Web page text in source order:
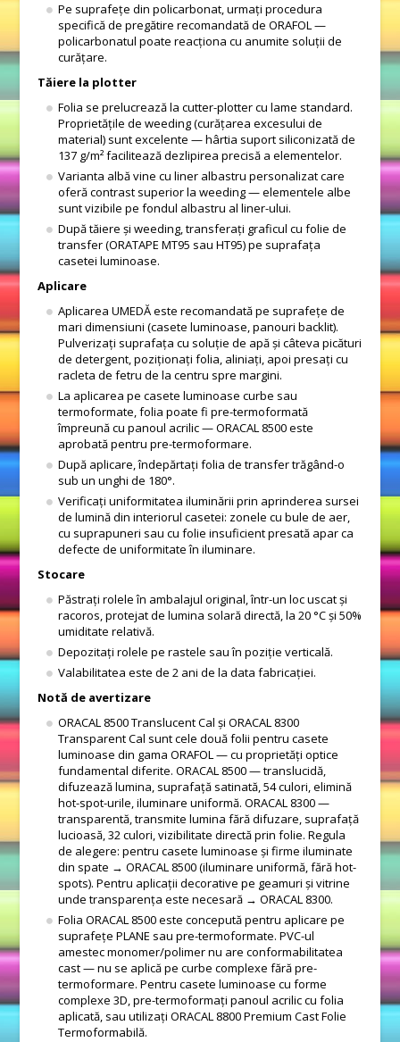
Pe suprafețe din policarbonat, urmați procedura
specifică de pregătire recomandată de ORAFOL —
policarbonatul poate reacționa cu anumite soluții de
curățare.
Tăiere la plotter
Folia se prelucrează la cutter-plotter cu lame standard.
Proprietățile de weeding (curățarea excesului de
material) sunt excelente — hârtia suport siliconizată de
137 g/m² facilitează dezlipirea precisă a elementelor.
Varianta albă vine cu liner albastru personalizat care
oferă contrast superior la weeding — elementele albe
sunt vizibile pe fondul albastru al liner-ului.
După tăiere și weeding, transferați graficul cu folie de
transfer (ORATAPE MT95 sau HT95) pe suprafața
casetei luminoase.
Aplicare
Aplicarea UMEDĂ este recomandată pe suprafețe de
mari dimensiuni (casete luminoase, panouri backlit).
Pulverizați suprafața cu soluție de apă și câteva picături
de detergent, poziționați folia, aliniați, apoi presați cu
racleta de fetru de la centru spre margini.
La aplicarea pe casete luminoase curbe sau
termoformate, folia poate fi pre-termoformată
împreună cu panoul acrilic — ORACAL 8500 este
aprobată pentru pre-termoformare.
După aplicare, îndepărtați folia de transfer trăgând-o
sub un unghi de 180°.
Verificați uniformitatea iluminării prin aprinderea sursei
de lumină din interiorul casetei: zonele cu bule de aer,
cu suprapuneri sau cu folie insuficient presată apar ca
defecte de uniformitate în iluminare.
Stocare
Păstrați rolele în ambalajul original, într-un loc uscat și
racoros, protejat de lumina solară directă, la 20 °C și 50%
umiditate relativă.
Depozitați rolele pe rastele sau în poziție verticală.
Valabilitatea este de 2 ani de la data fabricației.
Notă de avertizare
ORACAL 8500 Translucent Cal și ORACAL 8300
Transparent Cal sunt cele două folii pentru casete
luminoase din gama ORAFOL — cu proprietăți optice
fundamental diferite. ORACAL 8500 — translucidă,
difuzează lumina, suprafață satinată, 54 culori, elimină
hot-spot-urile, iluminare uniformă. ORACAL 8300 —
transparentă, transmite lumina fără difuzare, suprafață
lucioasă, 32 culori, vizibilitate directă prin folie. Regula
de alegere: pentru casete luminoase și firme iluminate
din spate → ORACAL 8500 (iluminare uniformă, fără hot-
spots). Pentru aplicații decorative pe geamuri și vitrine
unde transparența este necesară → ORACAL 8300.
Folia ORACAL 8500 este concepută pentru aplicare pe
suprafețe PLANE sau pre-termoformate. PVC-ul
amestec monomer/polimer nu are conformabilitatea
cast — nu se aplică pe curbe complexe fără pre-
termoformare. Pentru casete luminoase cu forme
complexe 3D, pre-termoformați panoul acrilic cu folia
aplicată, sau utilizați ORACAL 8800 Premium Cast Folie
Termoformabilă.